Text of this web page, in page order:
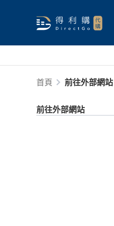
首頁 前往外部網站
前往外部網站